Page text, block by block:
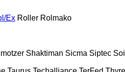
Ex Roller Rolmako
Shaktiman Sicma Siptec